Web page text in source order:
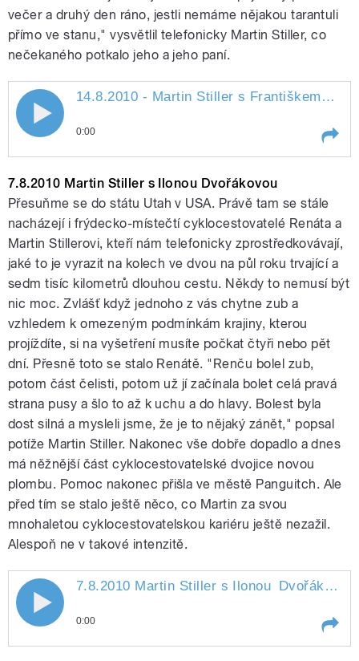
večer a druhý den ráno, jestli nemáme nějakou tarantuli
přímo ve stanu," vysvětlil telefonicky Martin Stiller, co
nečekaného potkalo jeho a jeho paní.
14.8.2010 - Martin Stiller s Františkem
Mifkem
pause
14.8.2010 - Martin Stiller s Františkem
0:00
Františkem
7.8.2010 Martin Stiller s Ilonou Dvořákovou
Přesuňme se do státu Utah v USA. Právě tam se stále
nacházejí i frýdecko-místečtí cyklocestovatelé Renáta a
Martin Stillerovi, kteří nám telefonicky zprostředkovávají,
jaké to je vyrazit na kolech ve dvou na půl roku trvající a
sedm tisíc kilometrů dlouhou cestu. Někdy to nemusí být
nic moc. Zvlášť když jednoho z vás chytne zub a
vzhledem k omezeným podmínkám krajiny, kterou
projíždíte, si na vyšetření musíte počkat čtyři nebo pět
dní. Přesně toto se stalo Renátě. "Renču bolel zub,
potom část čelisti, potom už jí začínala bolet celá pravá
strana pusy a šlo to až k uchu a do hlavy. Bolest byla
dost silná a mysleli jsme, že je to nějaký zánět," popsal
potíže Martin Stiller. Nakonec vše dobře dopadlo a dnes
má něžnější část cyklocestovatelské dvojice novou
plombu. Pomoc nakonec přišla ve městě Panguitch. Ale
před tím se stalo ještě něco, co Martin za svou
mnohaletou cyklocestovatelskou kariéru ještě nezažil.
Alespoň ne v takové intenzitě.
7.8.2010 Martin Stiller s Ilonou
Dvořákovou
7.8.2010 Martin Stiller s Ilonou Dvořákovou
0:00